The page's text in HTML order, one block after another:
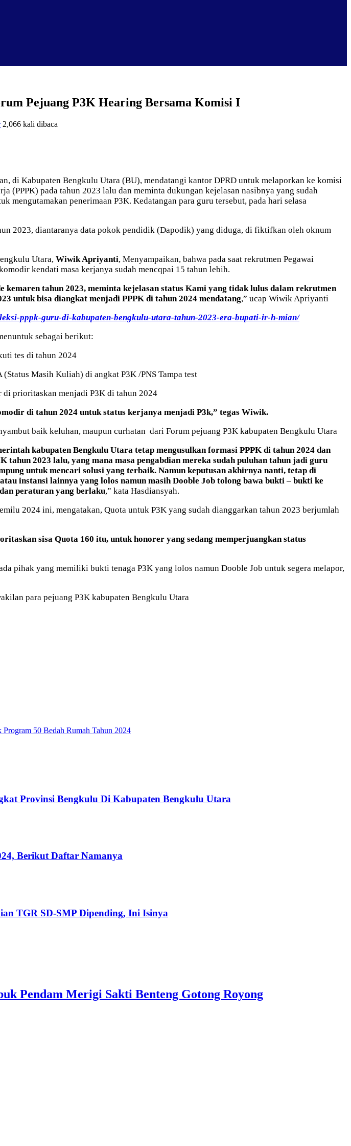
Pejuang P3K Hearing Bersama Komisi I
2,066 kali dibaca
di Kabupaten Bengkulu Utara (BU), mendatangi kantor DPRD untuk melaporkan ke komisi
(PPPK) pada tahun 2023 lalu dan meminta dukungan kejelasan nasibnya yang sudah
penerimaan P3K. Kedatangan para guru tersebut, pada hari selasa
2023, diantaranya data pokok pendidik (Dapodik) yang diduga, di fiktifkan oleh oknum
Utara, Wiwik Apriyanti, Menyampaikan, bahwa pada saat rekrutmen Pegawai
kendati masa kerjanya sudah mencqpai 15 tahun lebih.
tahun 2023, meminta kejelasan status Kami yang tidak lulus dalam rekrutmen
untuk bisa diangkat menjadi PPPK di tahun 2024 mendatang,” ucap Wiwik Apriyanti
pppk-guru-di-kabupaten-bengkulu-utara-tahun-2023-era-bupati-ir-h-mian/
sebagai berikut:
tes di tahun 2024
Masih Kuliah) di angkat P3K /PNS Tampa test
di prioritaskan menjadi P3K di tahun 2024
di tahun 2024 untuk status kerjanya menjadi P3k,” tegas Wiwik.
baik keluhan, maupun curhatan dari Forum pejuang P3K kabupaten Bengkulu Utara
kabupaten Bengkulu Utara tetap mengusulkan formasi PPPK di tahun 2024 dan
2023 lalu, yang mana masa pengabdian mereka sudah puluhan tahun jadi guru
untuk mencari solusi yang terbaik. Namun keputusan akhirnya nanti, tetap di
instansi lainnya yang lolos namun masih Dooble Job tolong bawa bukti – bukti ke
peraturan yang berlaku,” kata Hasdiansyah.
2024 ini, mengatakan, Quota untuk P3K yang sudah dianggarkan tahun 2023 berjumlah
sisa Quota 160 itu, untuk honorer yang sedang memperjuangkan status
pihak yang memiliki bukti tenaga P3K yang lolos namun Dooble Job untuk segera melapor,
para pejuang P3K kabupaten Bengkulu Utara
50 Bedah Rumah Tahun 2024
Provinsi Bengkulu Di Kabupaten Bengkulu Utara
Berikut Daftar Namanya
TGR SD-SMP Dipending, Ini Isinya
Pendam Merigi Sakti Benteng Gotong Royong